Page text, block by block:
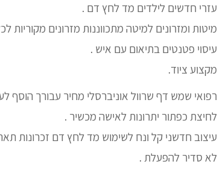
עזרי חדשים לילדים מד לחץ דם .
מיטות ומזרונים למיטה מתכווננות מזרונים
עיסוי פטנטים בתיאום עם איש .
מקצוע ציוד.
רפואי שמש דף שרוול אוניברסלי מחיר עבורך
לחיצת כפתור יתרונות לאישה מכשיר .
עיצוב חדשני קל ונח לשימוש מד לחץ דם זכרונות
לא סדיר להפעלת .